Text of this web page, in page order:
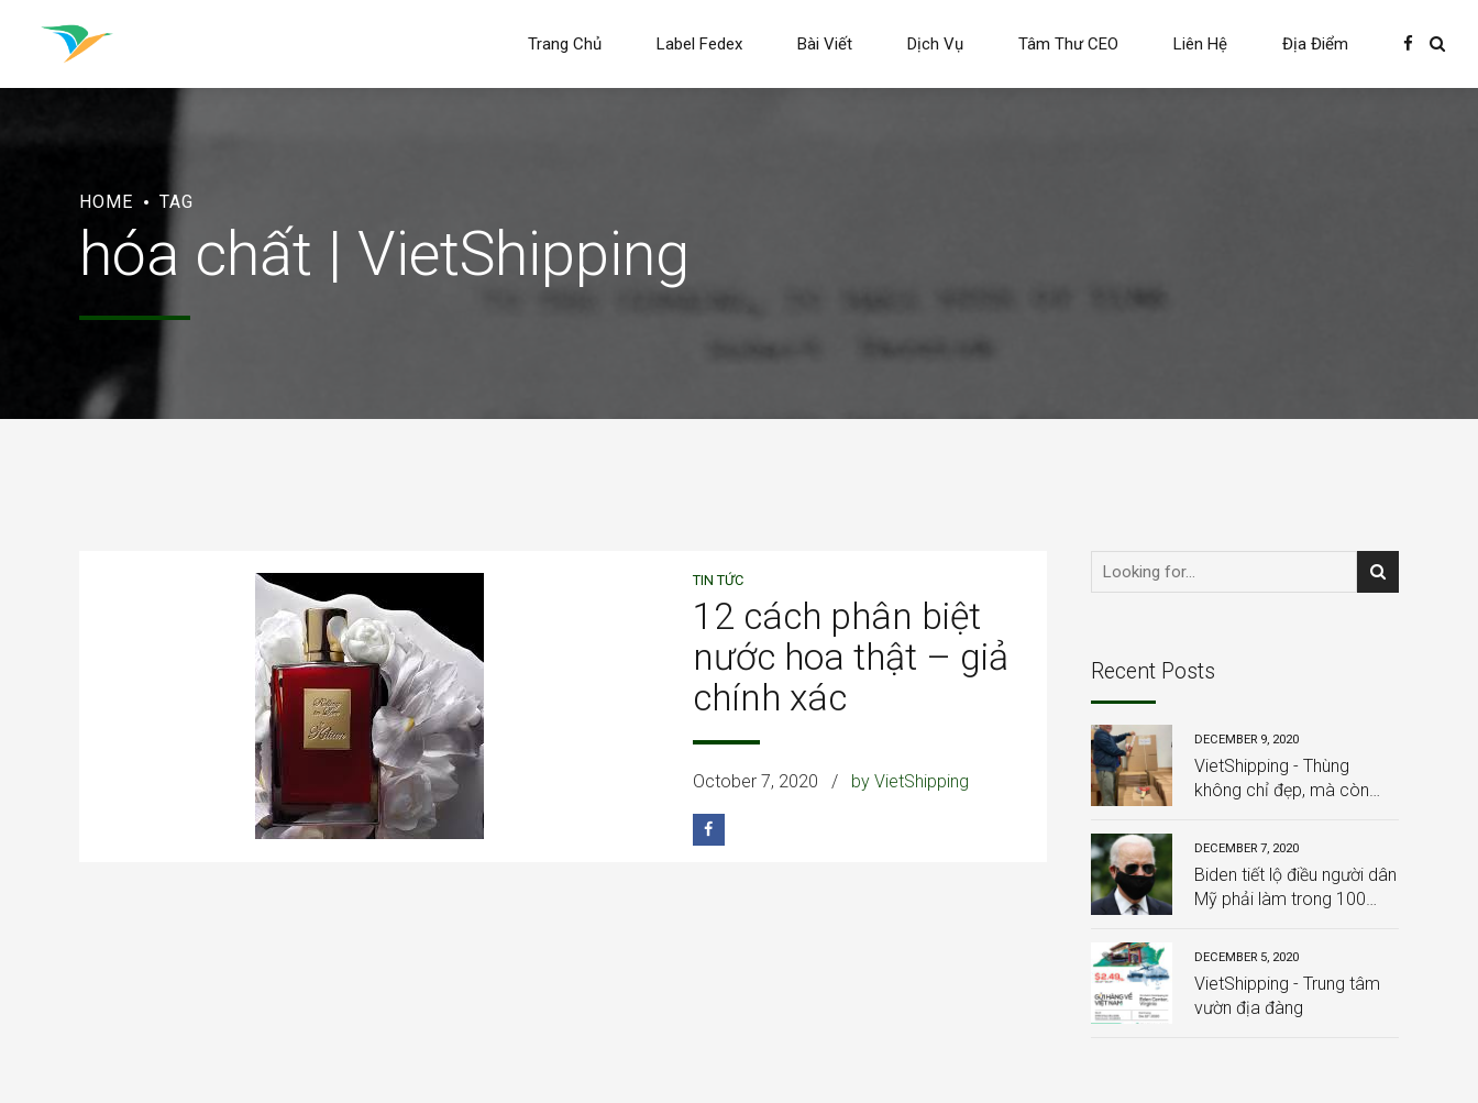
Trang Chủ Label Fedex Bài Viết Dịch Vụ Tâm Thư CEO Liên Hệ Địa Điểm
HOME TAG
hóa chất | VietShipping
TIN TỨC
12 cách phân biệt
nước hoa thật – giả
chính xác
October 7, 2020 by VietShipping
Recent Posts
DECEMBER 9, 2020
VietShipping - Thùng
không chỉ đẹp, mà còn
DECEMBER 7, 2020
Biden tiết lộ điều người dân
Mỹ phải làm trong 100
DECEMBER 5, 2020
VietShipping - Trung tâm
vườn địa đàng